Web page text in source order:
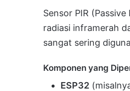
Sensor PIR
radiasi inframerah
sangat sering
Komponen yang
ESP32